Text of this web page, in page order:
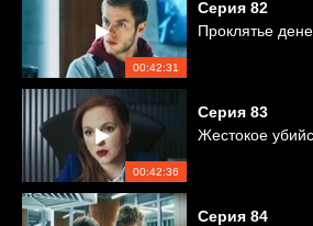
00:42:31
Серия 82
Проклятье
00:42:36
Серия 83
Жестокое
Серия 84